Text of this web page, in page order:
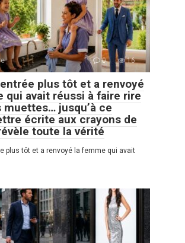
0 16
plus tôt et a renvoyé
qui avait réussi à faire rire
jusqu’à ce
écrite aux crayons de
toute la vérité
plus tôt et a renvoyé la femme qui avait